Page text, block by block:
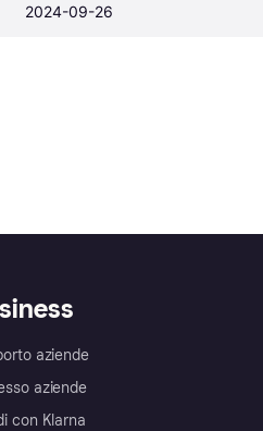
2024-09-26
aziende
aziende
con Klarna